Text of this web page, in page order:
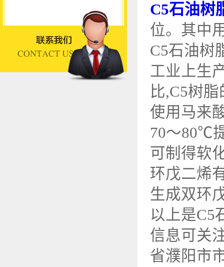
C5石油树
位。其中
C5石油树
工业上生
比,C5树
使用马来
70～80℃
可制得软
环戊二烯
生成双环
以上是C5
信息可关
省濮阳市